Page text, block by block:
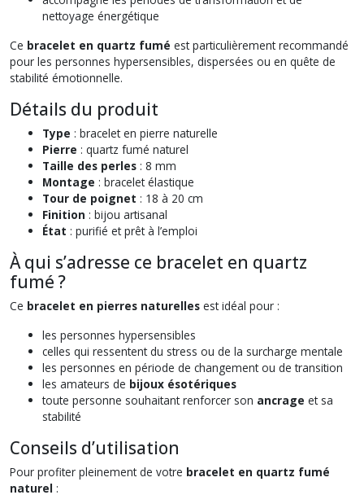
nettoyage énergétique
Ce bracelet en quartz fumé est particulièrement recommandé
pour les personnes hypersensibles, dispersées ou en quête de
stabilité émotionnelle.
Détails du produit
Type : bracelet en pierre naturelle
Pierre : quartz fumé naturel
Taille des perles : 8 mm
Montage : bracelet élastique
Tour de poignet : 18 à 20 cm
Finition : bijou artisanal
État : purifié et prêt à l’emploi
À qui s’adresse ce bracelet en quartz
fumé ?
Ce bracelet en pierres naturelles est idéal pour :
les personnes hypersensibles
celles qui ressentent du stress ou de la surcharge mentale
les personnes en période de changement ou de transition
les amateurs de bijoux ésotériques
toute personne souhaitant renforcer son ancrage et sa
stabilité
Conseils d’utilisation
Pour profiter pleinement de votre bracelet en quartz fumé
naturel :